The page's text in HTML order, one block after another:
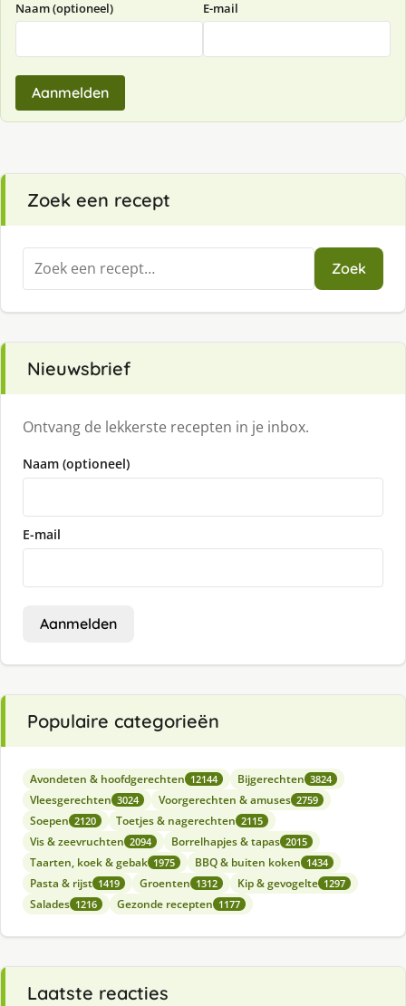
Naam (optioneel) E-mail
Aanmelden
Zoek een recept
Zoeken
naar:
Zoek
Nieuwsbrief
Ontvang de lekkerste recepten in je inbox.
Naam (optioneel)
E-mail
Aanmelden
Populaire categorieën
Avondeten & hoofdgerechten 12144 Bijgerechten 3824
Vleesgerechten 3024 Voorgerechten & amuses 2759
Soepen 2120 Toetjes & nagerechten 2115
Vis & zeevruchten 2094 Borrelhapjes & tapas 2015
Taarten, koek & gebak 1975 BBQ & buiten koken 1434
Pasta & rijst 1419 Groenten 1312 Kip & gevogelte 1297
Salades 1216 Gezonde recepten 1177
Laatste reacties